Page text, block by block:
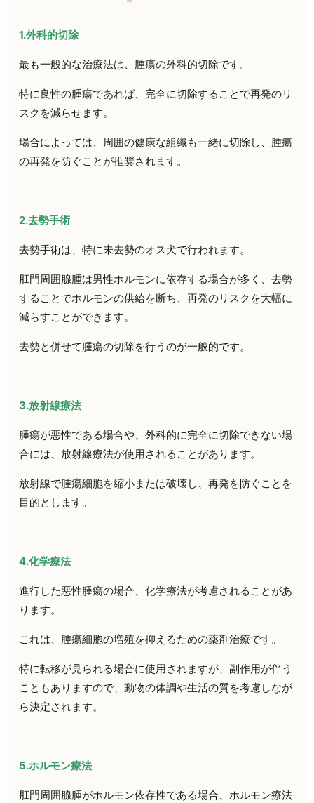
1.外科的切除
最も一般的な治療法は、腫瘍の外科的切除です。
特に良性の腫瘍であれば、完全に切除することで再発のリ
スクを減らせます。
場合によっては、周囲の健康な組織も一緒に切除し、腫瘍
の再発を防ぐことが推奨されます。
2.去勢手術
去勢手術は、特に未去勢のオス犬で行われます。
肛門周囲腺腫は男性ホルモンに依存する場合が多く、去勢
することでホルモンの供給を断ち、再発のリスクを大幅に
減らすことができます。
去勢と併せて腫瘍の切除を行うのが一般的です。
3.放射線療法
腫瘍が悪性である場合や、外科的に完全に切除できない場
合には、放射線療法が使用されることがあります。
放射線で腫瘍細胞を縮小または破壊し、再発を防ぐことを
目的とします。
4.化学療法
進行した悪性腫瘍の場合、化学療法が考慮されることがあ
ります。
これは、腫瘍細胞の増殖を抑えるための薬剤治療です。
特に転移が見られる場合に使用されますが、副作用が伴う
こともありますので、動物の体調や生活の質を考慮しなが
ら決定されます。
5.ホルモン療法
肛門周囲腺腫がホルモン依存性である場合、ホルモン療法